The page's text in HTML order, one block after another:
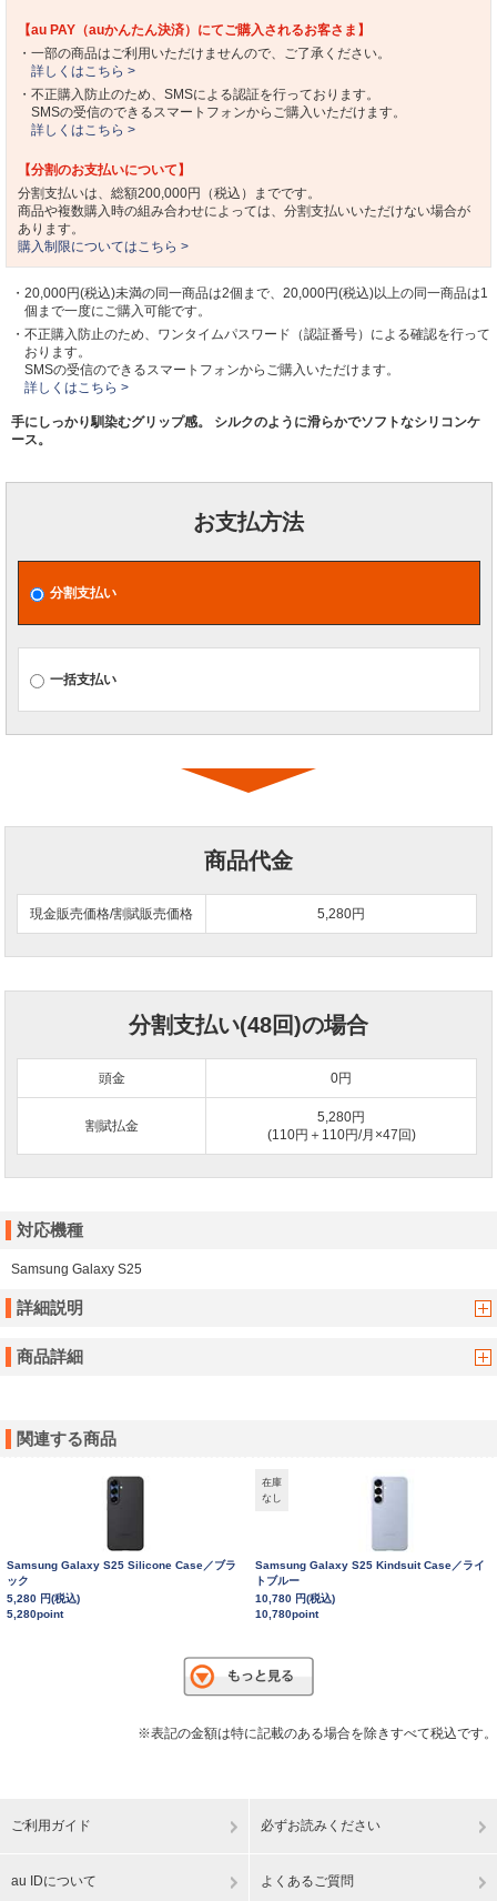
【au PAY（auかんたん決済）にてご購入されるお客さま】
・一部の商品はご利用いただけませんので、ご了承ください。
詳しくはこちら >
・不正購入防止のため、SMSによる認証を行っております。
SMSの受信のできるスマートフォンからご購入いただけます。
詳しくはこちら >
【分割のお支払いについて】
分割支払いは、総額200,000円（税込）までです。
商品や複数購入時の組み合わせによっては、分割支払いいただけない場合が
あります。
購入制限についてはこちら >
・20,000円(税込)未満の同一商品は2個まで、20,000円(税込)以上の同一商品は1
個まで一度にご購入可能です。
・不正購入防止のため、ワンタイムパスワード（認証番号）による確認を行って
おります。
SMSの受信のできるスマートフォンからご購入いただけます。
詳しくはこちら >
手にしっかり馴染むグリップ感。 シルクのように滑らかでソフトなシリコンケ
ース。
お支払方法
分割支払い
一括支払い
商品代金
現金販売価格/割賦販売価格 5,280円
分割支払い(48回)の場合
頭金 0円
割賦払金
5,280円
(110円＋110円/月×47回)
対応機種
Samsung Galaxy S25
詳細説明
商品詳細
関連する商品
Samsung Galaxy S25 Silicone Case／ブラ
ック
5,280 円(税込)
5,280point
在庫
なし
Samsung Galaxy S25 Kindsuit Case／ライ
トブルー
10,780 円(税込)
10,780point
※表記の金額は特に記載のある場合を除きすべて税込です。
ご利用ガイド 必ずお読みください
au IDについて よくあるご質問